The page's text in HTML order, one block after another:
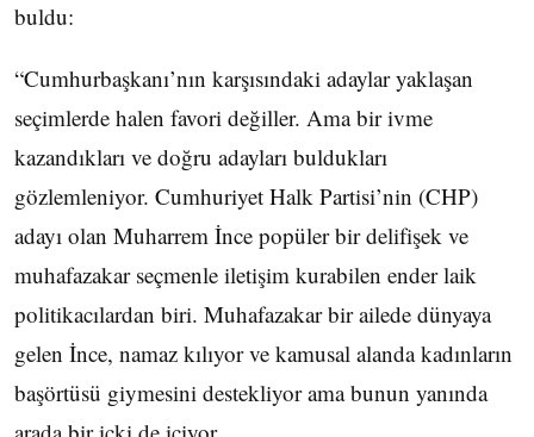
buldu:
“Cumhurbaşkanı’nın karşısındaki adaylar yaklaşan
seçimlerde halen favori değiller. Ama bir ivme
kazandıkları ve doğru adayları buldukları
gözlemleniyor. Cumhuriyet Halk Partisi’nin (CHP)
adayı olan Muharrem İnce popüler bir delifişek ve
muhafazakar seçmenle iletişim kurabilen ender laik
politikacılardan biri. Muhafazakar bir ailede dünyaya
gelen İnce, namaz kılıyor ve kamusal alanda kadınların
başörtüsü giymesini destekliyor ama bunun yanında